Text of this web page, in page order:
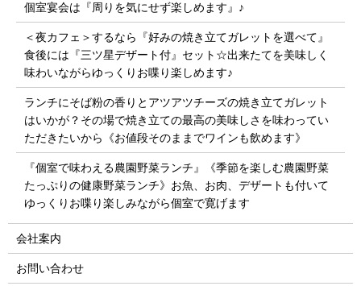
個室宴会は『周りを気にせず楽しめます』♪
＜夜カフェ＞するなら『好みの焼き立てガレットを選べて』
食後には『三ツ星デザート付』セット☆出来たてを美味しく
味わいながらゆっくりお喋り楽しめます♪
ランチにそば粉の香りとアツアツチーズの焼き立てガレット
はいかが？その場で焼き立ての最高の美味しさを味わってい
ただきたいから《お値段そのままでワインも飲めます》
『個室で味わえる農園野菜ランチ』《季節を楽しむ農園野菜
たっぷりの健康野菜ランチ》お魚、お肉、デザートも付いて
ゆっくりお喋り楽しみながら個室で寛げます
会社案内
お問い合わせ